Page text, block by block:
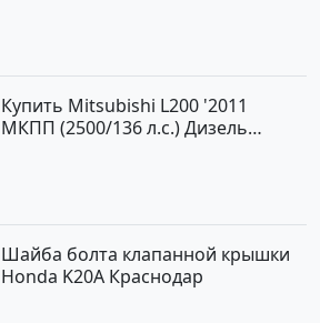
Купить Mitsubishi L200 '2011
МКПП (2500/136 л.с.) Дизель
Шайба болта клапанной крышки
Honda K20A Краснодар